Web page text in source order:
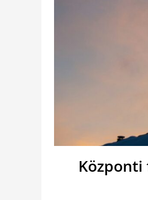
Központi